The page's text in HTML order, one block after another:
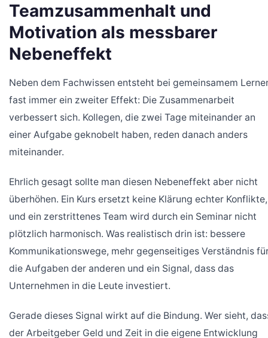
Teamzusammenhalt und
Motivation als messbarer
Nebeneffekt
Neben dem Fachwissen entsteht bei gemeinsamem
fast immer ein zweiter Effekt: Die Zusammenarbeit
verbessert sich. Kollegen, die zwei Tage miteinander an
einer Aufgabe geknobelt haben, reden danach anders
miteinander.
Ehrlich gesagt sollte man diesen Nebeneffekt aber nicht
überhöhen. Ein Kurs ersetzt keine Klärung echter Konflikte,
und ein zerstrittenes Team wird durch ein Seminar nicht
plötzlich harmonisch. Was realistisch drin ist: bessere
Kommunikationswege, mehr gegenseitiges Verständnis
die Aufgaben der anderen und ein Signal, dass das
Unternehmen in die Leute investiert.
Gerade dieses Signal wirkt auf die Bindung. Wer sieht,
der Arbeitgeber Geld und Zeit in die eigene Entwicklung